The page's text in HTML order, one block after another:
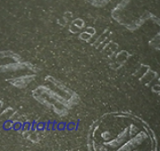
Contattaci